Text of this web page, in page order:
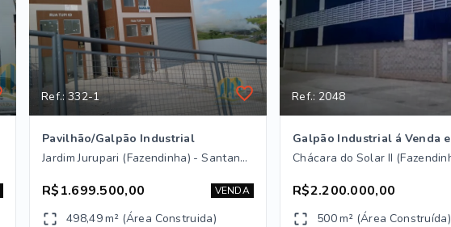
Ref.: 332-1
Pavilhão/Galpão Industrial
Jardim Jurupari (Fazendinha) - Santana de Parnaíba/SP
R$1.699.500,00 VENDA
498,49 m² (Área Construida)
Ref.: 2048
R$2.200.000,00
500 m² (Área Construída)